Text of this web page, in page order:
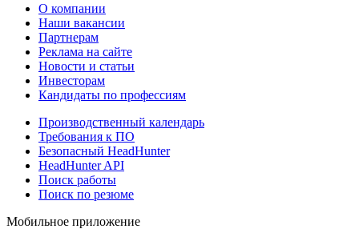
О компании
Наши вакансии
Партнерам
Реклама на сайте
Новости и статьи
Инвесторам
Кандидаты по профессиям
Производственный календарь
Требования к ПО
Безопасный HeadHunter
HeadHunter API
Поиск работы
Поиск по резюме
Мобильное приложение